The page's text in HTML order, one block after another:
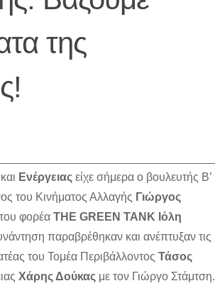
της
και Ενέργειας είχε σήμερα ο βουλευτής Β’
του Κινήματος Αλλαγής Γιώργος
φορέα THE GREEN TANK Ιόλη
παραβρέθηκαν και ανέπτυξαν τις
του Τομέα Περιβάλλοντος Τάσος
Χάρης Δούκας με τον Γιώργο Στάμτση.